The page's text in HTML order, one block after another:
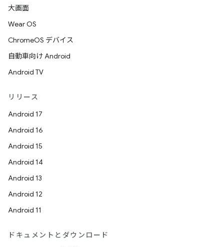
大画面
Wear OS
ChromeOS デバイス
自動車向け Android
Android TV
リリース
Android 17
Android 16
Android 15
Android 14
Android 13
Android 12
Android 11
ドキュメントとダウンロード